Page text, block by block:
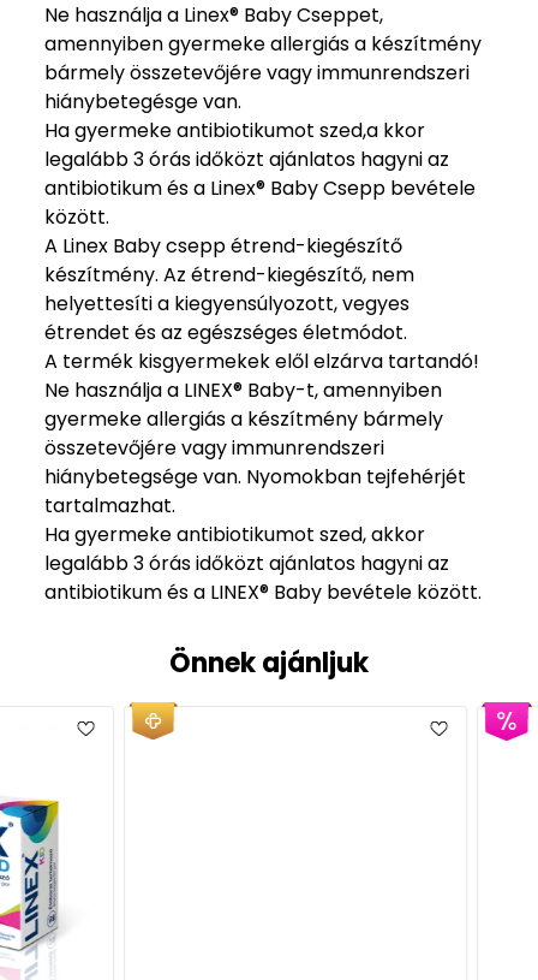
Ne használja a Linex® Baby Cseppet,
amennyiben gyermeke allergiás a készítmény
bármely összetevőjére vagy immunrendszeri
hiánybetegésge van.
Ha gyermeke antibiotikumot szed,a kkor
legalább 3 órás időközt ajánlatos hagyni az
antibiotikum és a Linex® Baby Csepp bevétele
között.
A Linex Baby csepp étrend-kiegészítő
készítmény. Az étrend-kiegészítő, nem
helyettesíti a kiegyensúlyozott, vegyes
étrendet és az egészséges életmódot.
A termék kisgyermekek elől elzárva tartandó!
Ne használja a LINEX® Baby-t, amennyiben
gyermeke allergiás a készítmény bármely
összetevőjére vagy immunrendszeri
hiánybetegsége van. Nyomokban tejfehérjét
tartalmazhat.
Ha gyermeke antibiotikumot szed, akkor
legalább 3 órás időközt ajánlatos hagyni az
antibiotikum és a LINEX® Baby bevétele között.
Önnek ajánljuk